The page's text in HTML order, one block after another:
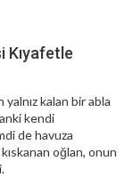
Kıyafetle
yalnız kalan bir abla
kendi
de havuza
oğlan, onun